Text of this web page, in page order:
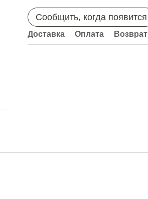
Сообщить, когда появится
Доставка Оплата Возврат